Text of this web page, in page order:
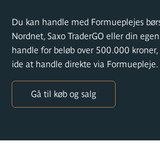
Du kan handle med Formueplejes
Nordnet, Saxo TraderGO eller din
handle for beløb over 500.000
ide at handle direkte via Formuepleje.
Gå til køb og salg